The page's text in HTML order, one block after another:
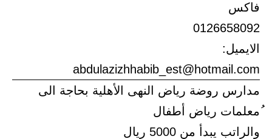
فاكس
0126658092
الايميل:
abdulazizhhabib_est@hotmail.com
مدارس روضة رياض النهى الأهلية بحاجة الى
ُمعلمات رياض أطفال
والراتب يبدأ من 5000 ريال